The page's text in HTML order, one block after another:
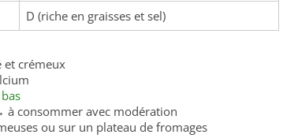
D (riche en graisses et sel)
et crémeux
à consommer avec modération
ou sur un plateau de fromages